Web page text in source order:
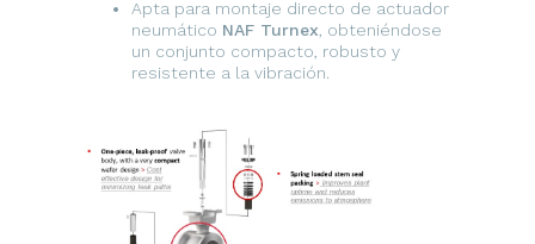
Apta para montaje directo de actuador
neumático NAF Turnex , obteniéndose
un conjunto compacto, robusto y
resistente a la vibración.